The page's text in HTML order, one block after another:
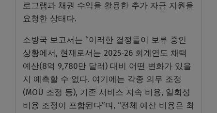
로그램과 채권 수익을 활용한 추가 자금 지원을
요청한 상태다.
소방국 보고서는 “이러한 결정들이 보류 중인
상황에서, 현재로서는 2025-26 회계연도 채택
예산(8억 9,780만 달러) 대비 어떤 변화가 있을
지 예측할 수 없다. 여기에는 각종 의무 조정
(MOU 조정 등), 기존 서비스 지속 비용, 일회성
비용 조정이 포함된다”며, “전체 예산 비용은 최